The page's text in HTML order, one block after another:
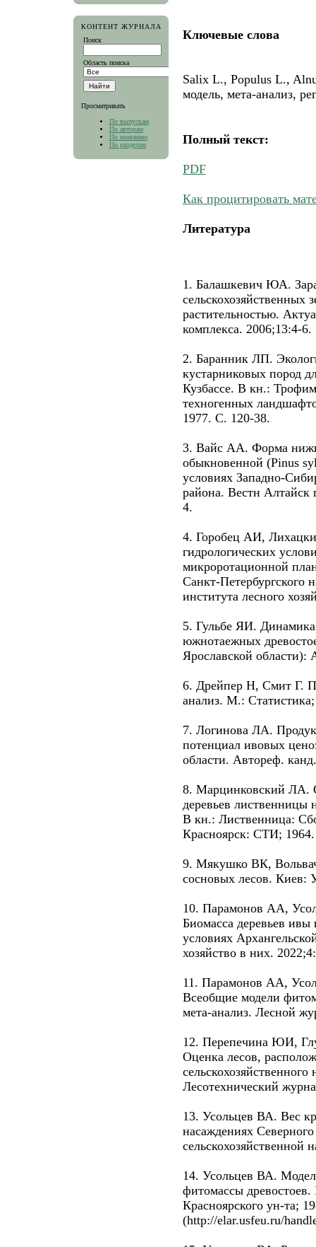
КОНТЕНТ ЖУРНАЛА
Поиск
Область поиска
Просматривать
По выпускам
По авторам
По названию
По разделам
Ключевые слова
Salix L., Populus L.,
модель, мета-анализ,
Полный текст:
PDF
Как процитировать
Литература
1. Балашкевич ЮА.
сельскохозяйственных
растительностью.
комплекса. 2006;13:4-6.
2. Баранник ЛП.
кустарниковых пород
Кузбассе. В кн.:
техногенных
1977. С. 120-38.
3. Вайс АА. Форма
обыкновенной (Pinus
условиях Западно-
района. Вестн Алтайск
4.
4. Горобец АИ,
гидрологических
микроротационной
Санкт-Петербургского
института лесного
5. Гульбе ЯИ. Динамика
южнотаежных
Ярославской
6. Дрейпер Н, Смит Г.
анализ. М.:
7. Логинова ЛА.
потенциал ивовых
области. Автореф.
8. Марцинковский ЛА.
деревьев лиственницы
В кн.: Лиственница:
Красноярск: СТИ;
9. Мякушко ВК,
сосновых лесов. Киев:
10. Парамонов АА,
Биомасса деревьев ивы
условиях
хозяйство в них.
11. Парамонов АА,
Всеобщие модели
мета-анализ. Лесной
12. Перепечина ЮИ,
Оценка лесов,
Лесотехнический
13. Усольцев ВА. Вес
насаждениях
сельскохозяйственной
14. Усольцев ВА.
фитомассы
Красноярского ун-та;
(http://elar.usfeu.ru/